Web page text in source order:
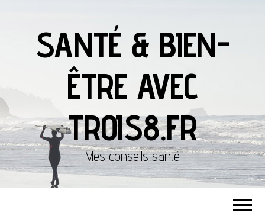
SANTÉ & BIEN-
ÊTRE AVEC
TROIS8.FR
Mes conseils santé